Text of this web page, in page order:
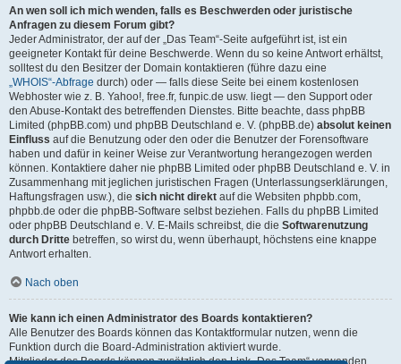
An wen soll ich mich wenden, falls es Beschwerden oder juristische
Anfragen zu diesem Forum gibt?
Jeder Administrator, der auf der „Das Team“-Seite aufgeführt ist, ist ein
geeigneter Kontakt für deine Beschwerde. Wenn du so keine Antwort erhältst,
solltest du den Besitzer der Domain kontaktieren (führe dazu eine
„WHOIS“-Abfrage durch) oder — falls diese Seite bei einem kostenlosen
Webhoster wie z. B. Yahoo!, free.fr, funpic.de usw. liegt — den Support oder
den Abuse-Kontakt des betreffenden Dienstes. Bitte beachte, dass phpBB
Limited (phpBB.com) und phpBB Deutschland e. V. (phpBB.de) absolut keinen
Einfluss auf die Benutzung oder den oder die Benutzer der Forensoftware
haben und dafür in keiner Weise zur Verantwortung herangezogen werden
können. Kontaktiere daher nie phpBB Limited oder phpBB Deutschland e. V. in
Zusammenhang mit jeglichen juristischen Fragen (Unterlassungserklärungen,
Haftungsfragen usw.), die sich nicht direkt auf die Websiten phpbb.com,
phpbb.de oder die phpBB-Software selbst beziehen. Falls du phpBB Limited
oder phpBB Deutschland e. V. E-Mails schreibst, die die Softwarenutzung
durch Dritte betreffen, so wirst du, wenn überhaupt, höchstens eine knappe
Antwort erhalten.
Nach oben
Wie kann ich einen Administrator des Boards kontaktieren?
Alle Benutzer des Boards können das Kontaktformular nutzen, wenn die
Funktion durch die Board-Administration aktiviert wurde.
Mitglieder des Boards können zusätzlich den Link „Das Team“ verwenden.